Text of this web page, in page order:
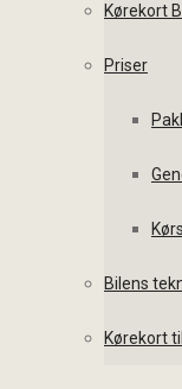
Kørekort
Priser
Bilens
Kørekort